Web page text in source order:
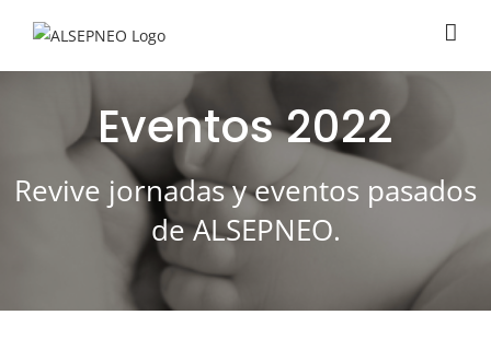
contenido
Eventos 2022
Revive jornadas y eventos pasados
de ALSEPNEO.